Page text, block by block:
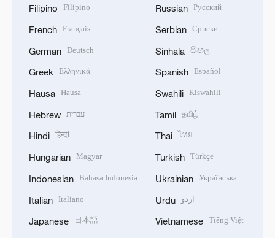
Filipino Filipino
French Français
German Deutsch
Greek Ελληνικά
Hausa Hausa
Hebrew עברית
Hindi हिन्दी
Hungarian Magyar
Indonesian Bahasa Indonesia
Italian Italiano
Japanese 日本語
Russian Русский
Serbian Српски
Sinhala සිංහල
Spanish Español
Swahili Kiswahili
Tamil தமிழ்
Thai ไทย
Turkish Türkçe
Ukrainian Українська
Urdu اردو
Vietnamese Tiếng Việt